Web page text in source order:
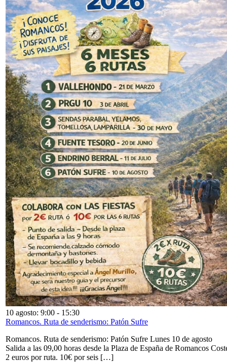
10 agosto: 9:00 - 15:30
Romancos. Ruta de senderismo: Patón Sufre
Romancos. Ruta de senderismo: Patón Sufre Lunes 10 de agosto
Salida a las 09,00 horas desde la Plaza de España de Romancos
2 euros por ruta. 10€ por seis […]